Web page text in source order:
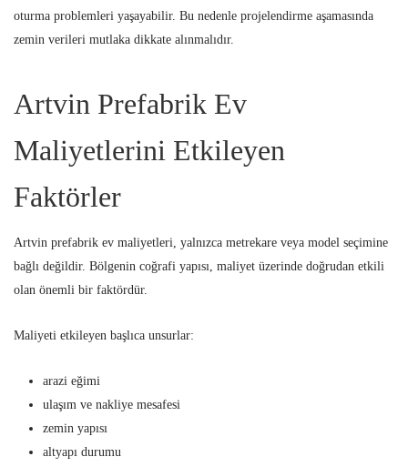
oturma problemleri yaşayabilir. Bu nedenle projelendirme aşamasında
zemin verileri mutlaka dikkate alınmalıdır.
Artvin Prefabrik Ev
Maliyetlerini Etkileyen
Faktörler
Artvin prefabrik ev maliyetleri, yalnızca metrekare veya model seçimine
bağlı değildir. Bölgenin coğrafi yapısı, maliyet üzerinde doğrudan etkili
olan önemli bir faktördür.
Maliyeti etkileyen başlıca unsurlar:
arazi eğimi
ulaşım ve nakliye mesafesi
zemin yapısı
altyapı durumu